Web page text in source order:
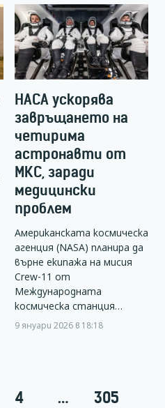
НАСА ускорява
завръщането на
четирима
астронавти от
МКС, заради
медицински
проблем
Американската космическа
агенция (NASA) планира да
върне екипажа на мисия
Crew-11 от
Международната
космическа станция…
9 януари 2026 в 18:18
4 … 305